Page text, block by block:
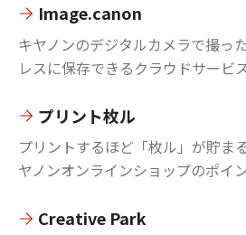
Image.canon
キヤノンのデジタルカメラで撮っ
レスに保存できるクラウドサービス
プリント枚ル
プリントするほど「枚ル」が貯ま
ヤノンオンラインショップのポイン
Creative Park